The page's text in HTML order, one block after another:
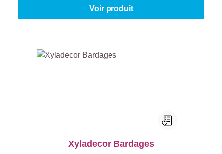
Voir produit
Xyladecor Bardages